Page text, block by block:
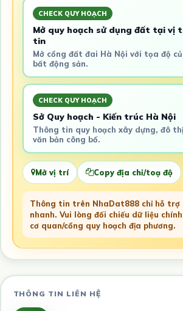
CHECK QUY HOẠCH
Mở quy hoạch sử dụng đất tại vị
tin
Mở cổng đất đai Hà Nội với tọa độ
bất động sản.
CHECK QUY HOẠCH
Sở Quy hoạch - Kiến trúc Hà Nội
Thông tin quy hoạch xây dựng, đô
văn bản công bố.
Mở vị trí Copy địa chỉ/toạ độ
Thông tin trên NhaDat888 chỉ hỗ trợ
nhanh. Vui lòng đối chiếu dữ liệu
cơ quan/cổng quy hoạch địa phương.
THÔNG TIN LIÊN HỆ